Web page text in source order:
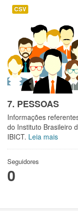
CSV
7. PESSOAS
Informações
do Instituto Brasileiro
IBICT. Leia mais
Seguidores
0